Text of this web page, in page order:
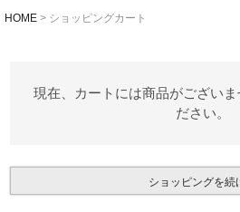
HOME ショッピングカート
現在、カートには商品がござい
ださい。
ショッピングを続